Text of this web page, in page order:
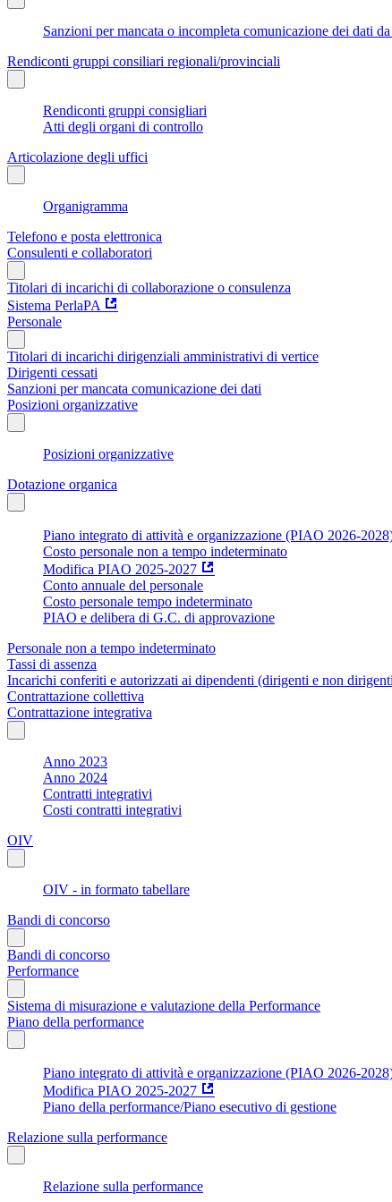
Sanzioni per mancata o incompleta comunicazione dei dati
Rendiconti gruppi consiliari regionali/provinciali
Rendiconti gruppi consigliari
Atti degli organi di controllo
Articolazione degli uffici
Organigramma
Telefono e posta elettronica
Consulenti e collaboratori
Titolari di incarichi di collaborazione o consulenza
Sistema PerlaPA
Personale
Titolari di incarichi dirigenziali amministrativi di vertice
Dirigenti cessati
Sanzioni per mancata comunicazione dei dati
Posizioni organizzative
Posizioni organizzative
Dotazione organica
Piano integrato di attività e organizzazione (PIAO 2026-
Costo personale non a tempo indeterminato
Modifica PIAO 2025-2027
Conto annuale del personale
Costo personale tempo indeterminato
PIAO e delibera di G.C. di approvazione
Personale non a tempo indeterminato
Tassi di assenza
Incarichi conferiti e autorizzati ai dipendenti (dirigenti e non
Contrattazione collettiva
Contrattazione integrativa
Anno 2023
Anno 2024
Contratti integrativi
Costi contratti integrativi
OIV
OIV - in formato tabellare
Bandi di concorso
Bandi di concorso
Performance
Sistema di misurazione e valutazione della Performance
Piano della performance
Piano integrato di attività e organizzazione (PIAO 2026-
Modifica PIAO 2025-2027
Piano della performance/Piano esecutivo di gestione
Relazione sulla performance
Relazione sulla performance